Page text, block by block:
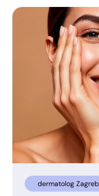
dermatolog Zagreb